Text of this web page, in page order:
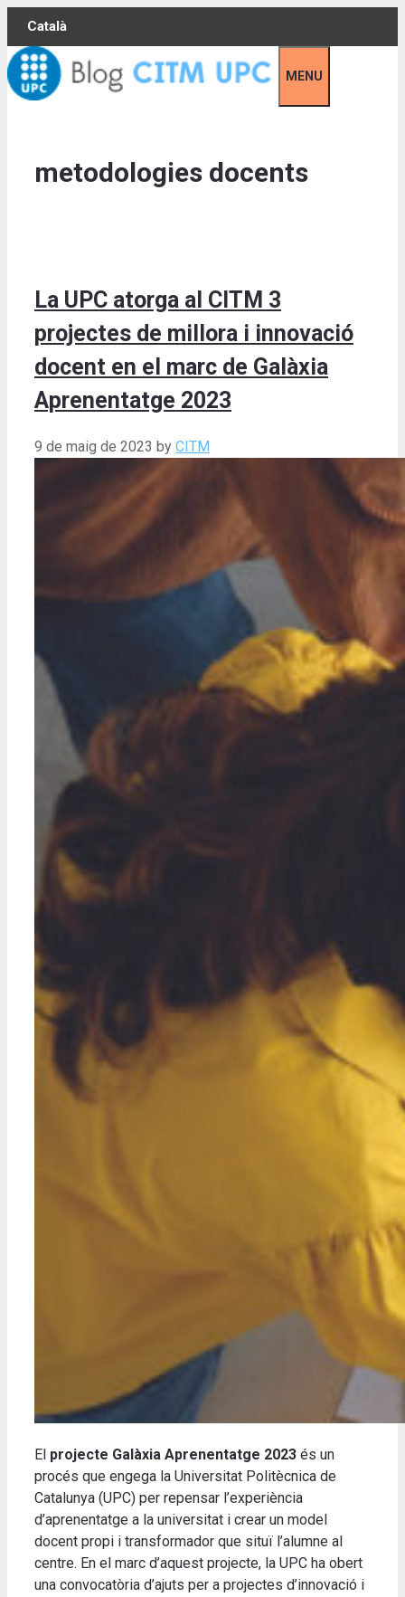
Skip
content
Català
MENU
metodologies docents
La UPC atorga al CITM 3
projectes de millora i innovació
docent en el marc de Galàxia
Aprenentatge 2023
9 de maig de 2023 by CITM
El projecte Galàxia Aprenentatge 2023 és un
procés que engega la Universitat Politècnica de
Catalunya (UPC) per repensar l’experiència
d’aprenentatge a la universitat i crear un model
docent propi i transformador que situï l’alumne al
centre. En el marc d’aquest projecte, la UPC ha obert
una convocatòria d’ajuts per a projectes d’innovació i